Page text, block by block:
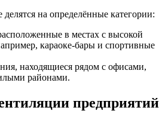
делятся на определённые категории:
в местах с высокой
караоке-бары и спортивные
находящиеся рядом с офисами,
районами.
предприятий